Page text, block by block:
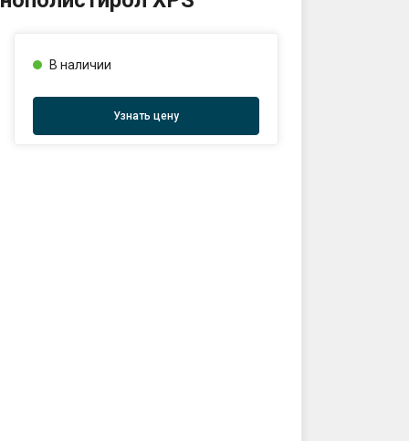
проезда к складу:
В наличии
Узнать цену